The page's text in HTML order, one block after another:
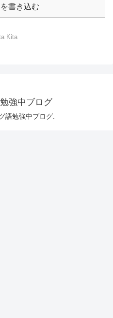
書き込む
Kita
強中ブログ
語勉強中ブログ.